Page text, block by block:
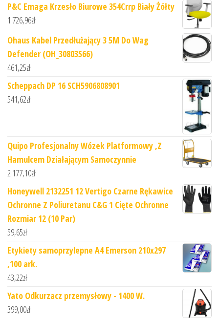
P&C Emaga Krzesło Biurowe 354Crrp Biały Żółty
1 726,96zł
Ohaus Kabel Przedłużający 3 5M Do Wag
Defender (OH_30803566)
461,25zł
Scheppach DP 16 SCH5906808901
541,62zł
Quipo Profesjonalny Wózek Platformowy ,Z
Hamulcem Działającym Samoczynnie
2 177,10zł
Honeywell 2132251 12 Vertigo Czarne Rękawice
Ochronne Z Poliuretanu C&G 1 Cięte Ochronne
Rozmiar 12 (10 Par)
59,65zł
Etykiety samoprzylepne A4 Emerson 210x297
,100 ark.
43,22zł
Yato Odkurzacz przemysłowy - 1400 W.
399,00zł